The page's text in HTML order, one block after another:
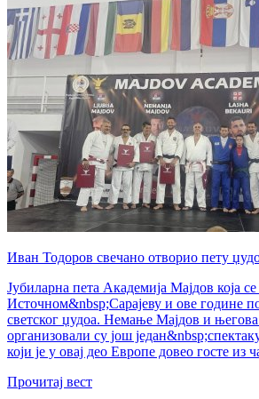
Иван Тодоров свечано отворио пету
Јубиларна пета Академија Мајдов која
Источном&nbsp;Сарајеву и ове године
светског џудоа. Немање Мајдов и
организовали су још
који је у овај део Европе довео госте из
Прочитај вест